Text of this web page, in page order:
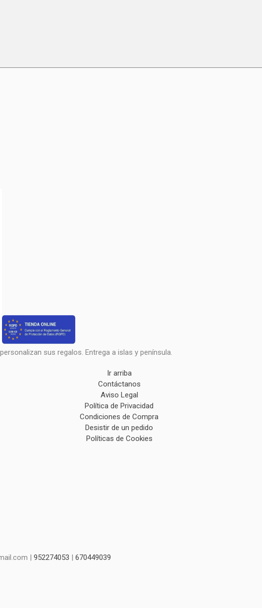
sus regalos. Entrega a islas y península.
Ir arriba
Contáctanos
Aviso Legal
Política de Privacidad
Condiciones de Compra
Desistir de un pedido
Políticas de Cookies
| 952274053 | 670449039